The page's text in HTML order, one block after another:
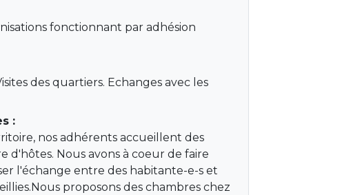
fonctionnant par adhésion
des quartiers. Echanges avec les
:
nos adhérents accueillent des
d'hôtes. Nous avons à coeur de faire
l'échange entre des habitante-e-s et
proposons des chambres chez